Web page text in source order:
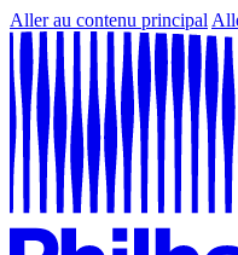
Aller au contenu principal